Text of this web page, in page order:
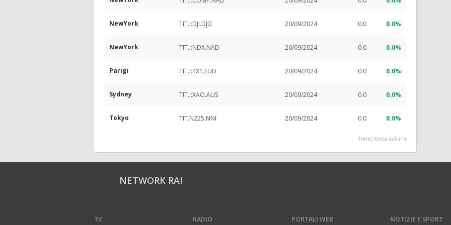
NewYork TIT.I:DJI.DJD 20/09/2024 0.0 0.0%
NewYork TIT.I:NDX.NAD 20/09/2024 0.0 0.0%
Parigi TIT.I:PX1.EUD 20/09/2024 0.0 0.0%
Sydney TIT.I:XAO.AUS 20/09/2024 0.0 0.0%
Tokyo TIT.N225.NNI 20/09/2024 0.0 0.0%
Fonte: borsa italiana
NETWORK RAI
TV RADIO PORTALI WEB NOTIZIE E SPORT